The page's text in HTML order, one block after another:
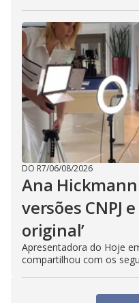
DO R7/06/08/2026
Ana
versões CNPJ e
original’
Apresentadora do Hoje
compartilhou com os